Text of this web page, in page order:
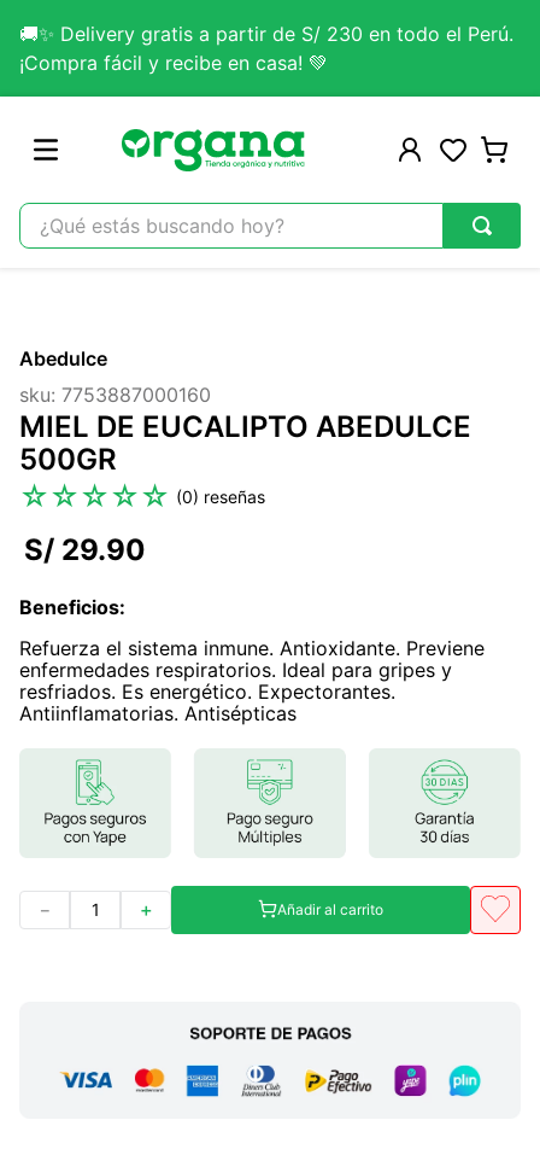
🚚✨ Delivery gratis a partir de S/ 230 en todo el Perú.
¡Compra fácil y recibe en casa! 💚
¿Qué estás buscando hoy?
2.
citrato magnesio
3.
colageno
4.
kefir
5 .
glicinato magnesio
8.
magnesio
9.
stevia
10 . proteina
Abedulce
sku: 7753887000160
MIEL DE EUCALIPTO ABEDULCE
500GR
☆☆☆☆☆ (0)
S/ 29.90
Beneficios:
Refuerza el sistema inmune. Antioxidante. Previene
enfermedades respiratorios. Ideal para gripes y
resfriados. Es energético. Expectorantes.
Antiinflamatorias. Antisépticas
＋
－ Añadir al carrito